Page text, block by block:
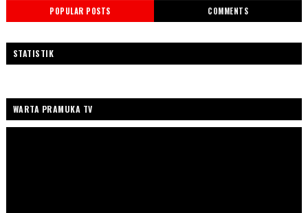
POPULAR POSTS COMMENTS
STATISTIK
WARTA PRAMUKA TV